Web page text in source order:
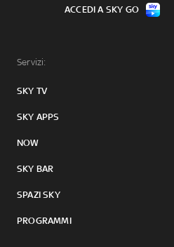
Servizi:
SKY TV
SKY APPS
NOW
SKY BAR
SPAZI SKY
PROGRAMMI
ACCEDI A SKY GO